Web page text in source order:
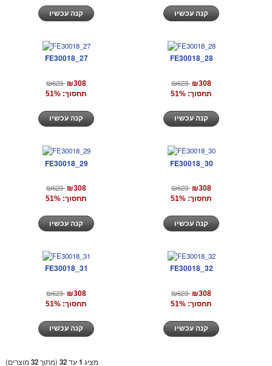
FE30018_27
₪623 ₪308
תחסוך: 51%
FE30018_28
₪623 ₪308
תחסוך: 51%
FE30018_29
₪623 ₪308
תחסוך: 51%
FE30018_30
₪623 ₪308
תחסוך: 51%
FE30018_31
₪623 ₪308
תחסוך: 51%
FE30018_32
₪623 ₪308
תחסוך: 51%
מציג 1עד32 (מתוך32מוצרים)